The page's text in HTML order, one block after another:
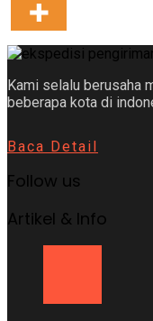
Kami selalu berusaha
beberapa kota di
Baca Detail
Follow us
Artikel & Info